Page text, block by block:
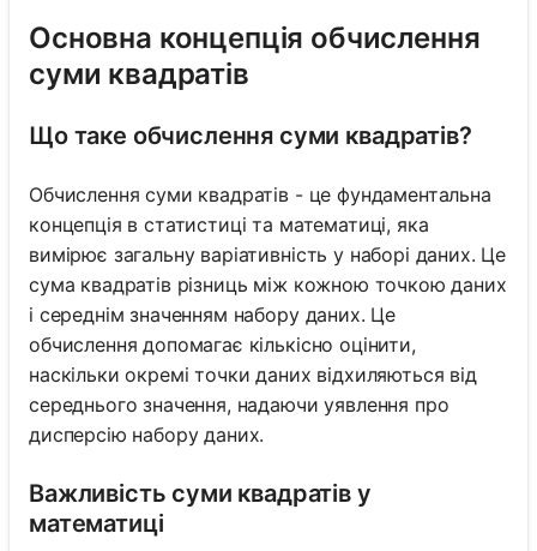
Основна концепція обчислення
суми квадратів
Що таке обчислення суми квадратів?
Обчислення суми квадратів - це фундаментальна
концепція в статистиці та математиці, яка
вимірює загальну варіативність у наборі даних. Це
сума квадратів різниць між кожною точкою даних
і середнім значенням набору даних. Це
обчислення допомагає кількісно оцінити,
наскільки окремі точки даних відхиляються від
середнього значення, надаючи уявлення про
дисперсію набору даних.
Важливість суми квадратів у
математиці